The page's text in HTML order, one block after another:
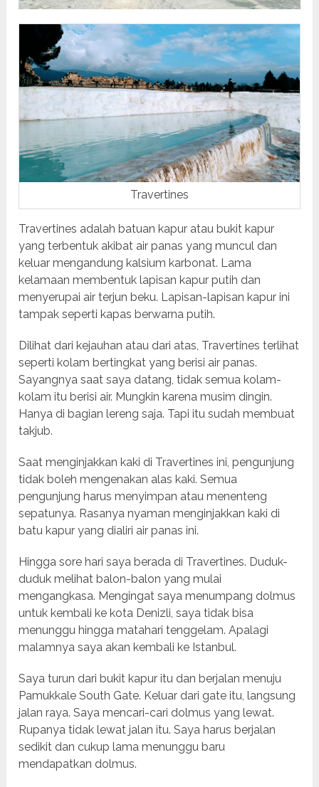
Travertines
Travertines adalah batuan kapur atau bukit kapur
yang terbentuk akibat air panas yang muncul dan
keluar mengandung kalsium karbonat. Lama
kelamaan membentuk lapisan kapur putih dan
menyerupai air terjun beku. Lapisan-lapisan kapur ini
tampak seperti kapas berwarna putih.
Dilihat dari kejauhan atau dari atas, Travertines terlihat
seperti kolam bertingkat yang berisi air panas.
Sayangnya saat saya datang, tidak semua kolam-
kolam itu berisi air. Mungkin karena musim dingin.
Hanya di bagian lereng saja. Tapi itu sudah membuat
takjub.
Saat menginjakkan kaki di Travertines ini, pengunjung
tidak boleh mengenakan alas kaki. Semua
pengunjung harus menyimpan atau menenteng
sepatunya. Rasanya nyaman menginjakkan kaki di
batu kapur yang dialiri air panas ini.
Hingga sore hari saya berada di Travertines. Duduk-
duduk melihat balon-balon yang mulai
mengangkasa. Mengingat saya menumpang dolmus
untuk kembali ke kota Denizli, saya tidak bisa
menunggu hingga matahari tenggelam. Apalagi
malamnya saya akan kembali ke Istanbul.
Saya turun dari bukit kapur itu dan berjalan menuju
Pamukkale South Gate. Keluar dari gate itu, langsung
jalan raya. Saya mencari-cari dolmus yang lewat.
Rupanya tidak lewat jalan itu. Saya harus berjalan
sedikit dan cukup lama menunggu baru
mendapatkan dolmus.